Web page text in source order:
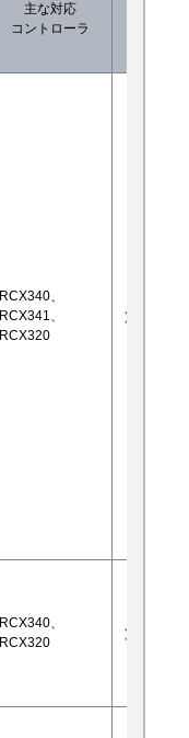
主な対応
コントローラ
RCX340、
RCX341、
RCX320
RCX340、
RCX320